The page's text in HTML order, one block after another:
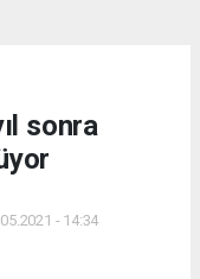
sonra
- 14:34